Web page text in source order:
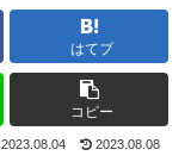
はてブ
コピー
2023.08.04 2023.08.08